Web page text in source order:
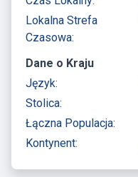
Lokalna Strefa
Czasowa:
Dane o Kraju
Język:
Stolica:
Łączna Populacja:
Kontynent: